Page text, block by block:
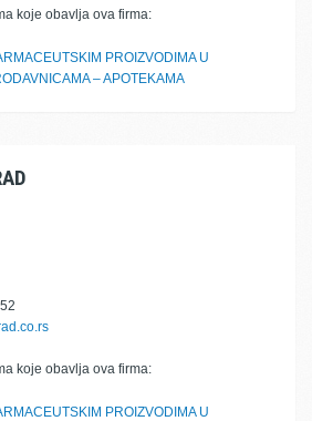
koje obavlja ova firma:
PROIZVODIMA U
– APOTEKAMA
koje obavlja ova firma:
PROIZVODIMA U